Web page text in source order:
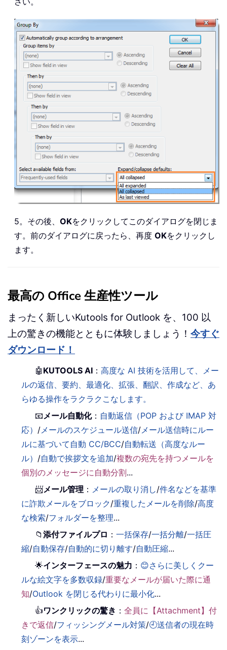
5。その後、 OKをクリックしてこのダイアログを閉じま
す。前のダイアログに戻ったら、再度 OKをクリックし
ます。
最高の Office 生産性ツール
まったく新しいKutools for Outlook を、100 以
上の驚きの機能とともに体験しましょう！ 今すぐ
ダウンロード！
🤖 KUTOOLS AI ：高度な AI 技術を活用して、メー
ルの返信、要約、最適化、拡張、翻訳、作成など、あ
らゆる操作をラクラクこなします。
📧メール自動化： 自動返信（POP および IMAP 対
応） /メールのスケジュール送信/メール送信時にルー
ルに基づいて自動 CC/BCC/自動転送（高度なルー
ル） /自動で挨拶文を追加/複数の宛先を持つメールを
個別のメッセージに自動分割...
📨メール管理 ： メールの取り消し/件名などを基準
に詐欺メールをブロック/重複したメールを削除/高度
な検索/フォルダーを整理...
📁添付ファイルプロ ：一括保存/一括分離/一括圧
縮/自動保存/自動的に切り離す/自動圧縮...
🌟インターフェースの魅力 ： 😊さらに美しくクー
ルな絵文字を多数収録/重要なメールが届いた際に通
知/Outlook を閉じる代わりに最小化...
👍ワンクリックの驚き ：全員に【Attachment】付
きで返信/フィッシングメール対策/🕘送信者の現在時
刻ゾーンを表示...